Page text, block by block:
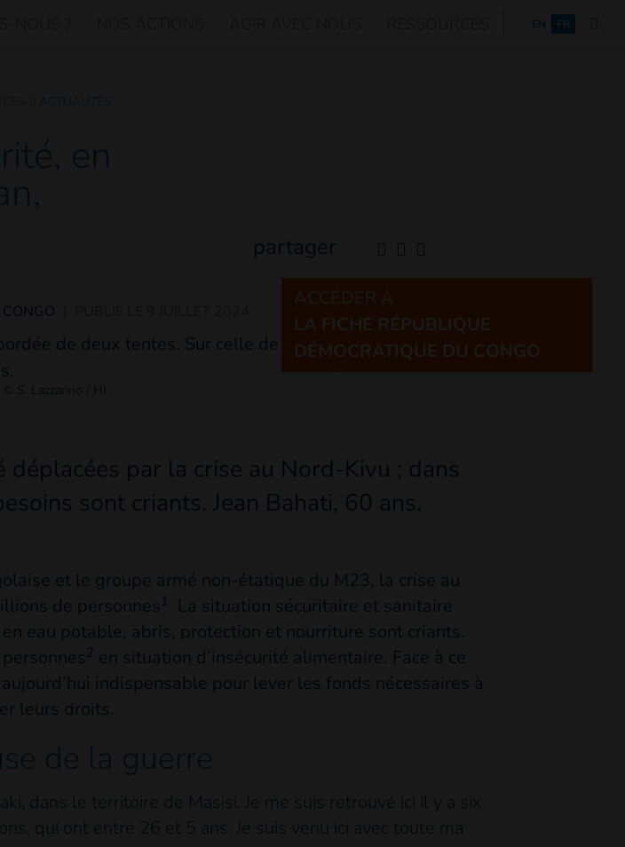
ENGLISH
EN FR
ACTUALITÉS
en
partager
© S. Lazzarino / HI
ACCÉDER À
LA FICHE RÉPUBLIQUE
DÉMOCRATIQUE DU CONGO
par la crise au Nord-Kivu ; dans
sont criants. Jean Bahati, 60 ans,
et le groupe armé non-étatique du M23, la crise au
de personnes 1 . La situation sécuritaire et sanitaire
eau potable, abris, protection et nourriture sont criants.
2 en situation d’insécurité alimentaire. Face à ce
indispensable pour lever les fonds nécessaires à
leurs droits.
de la guerre
dans le territoire de Masisi. Je me suis retrouvé ici il y a six
qui ont entre 26 et 5 ans. Je suis venu ici avec toute ma